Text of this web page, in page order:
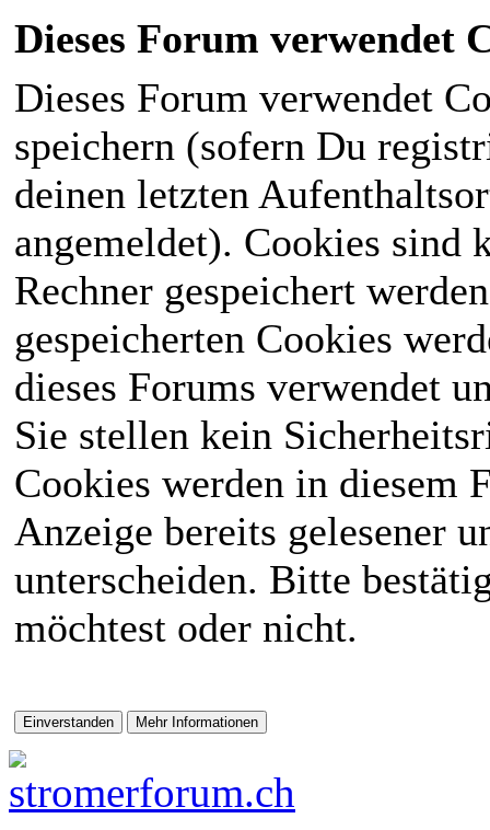
Dieses Forum verwendet
Dieses Forum verwendet
speichern (sofern Du
deinen letzten
angemeldet). Cookies sind
Rechner gespeichert
gespeicherten Cookies
dieses Forums verwendet
Sie stellen kein
Cookies werden in diesem
Anzeige bereits gelesener
unterscheiden. Bitte
möchtest oder nicht.